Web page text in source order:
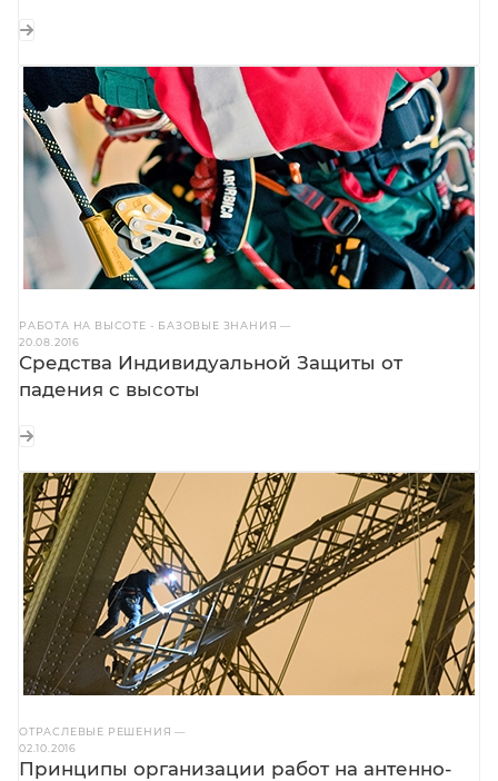
РАБОТА НА ВЫСОТЕ - БАЗОВЫЕ ЗНАНИЯ—
20.08.2016
Средства Индивидуальной Защиты от
падения с высоты
ОТРАСЛЕВЫЕ РЕШЕНИЯ—
02.10.2016
Принципы организации работ на антенно-